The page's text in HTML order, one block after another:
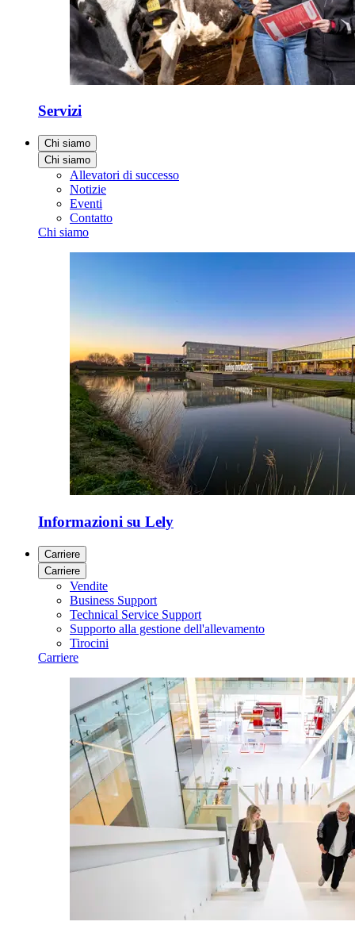
Servizi
Chi siamo
Chi siamo
Allevatori di successo
Notizie
Eventi
Contatto
Chi siamo
Informazioni su Lely
Carriere
Carriere
Vendite
Business Support
Technical Service Support
Supporto alla gestione dell'allevamento
Tirocini
Carriere